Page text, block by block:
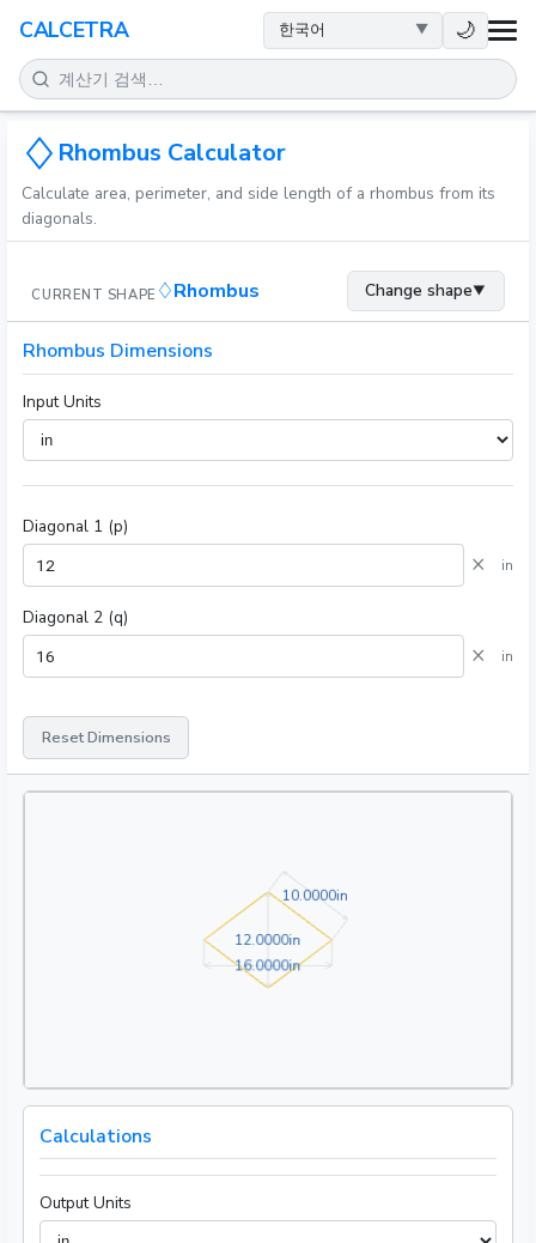
CALCETRA 🌙
수학
변환
과학
기타 도구
Rhombus Calculator
Calculate area, perimeter, and side length of a rhombus from its
diagonals.
CURRENT SHAPE Rhombus Change shape▼
Rhombus Dimensions
Input Units
Diagonal 1 (p)
× in
Diagonal 2 (q)
× in
Reset Dimensions
12.0000in12.0000in
16.0000in16.0000in
10.0000in
Calculations
Output Units